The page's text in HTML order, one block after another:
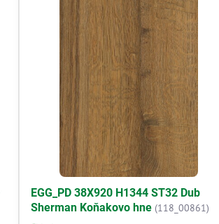
EGG_PD 38X920 H1344 ST32 Dub
Sherman Koňakovo hne (118_00861)